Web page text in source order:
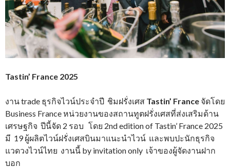
Tastin’ France 2025
งาน trade ธุรกิจไวน์ประจำปี ชิมฝรั่งเศส Tastin’ France จัดโดย
Business France หน่วยงานของสถานทูตฝรั่งเศสที่ส่งเสริมด้าน
เศรษฐกิจ ปีนี้จัด 2 รอบ โดย 2nd edition of Tastin’ France 2025
มี 19 ผู้ผลิตไวน์ฝรั่งเศสบินมาแนะนำไวน์ และพบปะนักธุรกิจ
แวดวงไวน์ไทย งานนี้ by invitation only เจ้าของผู้จัดงานฝาก
บอก